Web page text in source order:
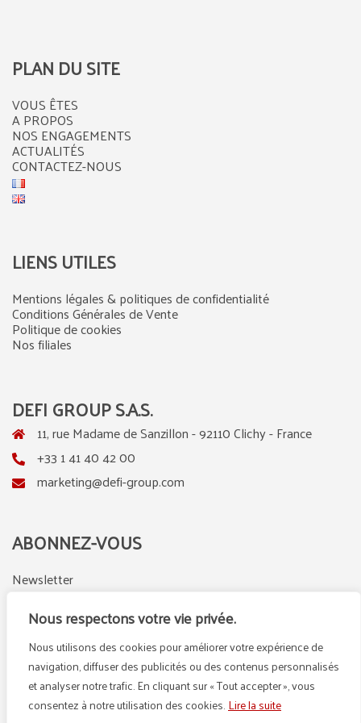
Nous respectons votre vie privée.
Nous utilisons des cookies pour améliorer votre expérience de
navigation, diffuser des publicités ou des contenus personnalisés
et analyser notre trafic. En cliquant sur « Tout accepter », vous
consentez à notre utilisation des cookies.Lire la suite
PLAN DU SITE
VOUS ÊTES
A PROPOS
NOS ENGAGEMENTS
ACTUALITÉS
CONTACTEZ-NOUS
LIENS UTILES
Mentions légales & politiques de confidentialité
Conditions Générales de Vente
Politique de cookies
Nos filiales
DEFI GROUP S.A.S.
11, rue Madame de Sanzillon - 92110 Clichy - France
+33 1 41 40 42 00
marketing@defi-group.com
ABONNEZ-VOUS
Newsletter
LinkedIn
Instagram